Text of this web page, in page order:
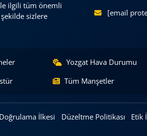
ilgili tüm önemli
şekilde sizlere
[email
Yozgat Hava Durumu
Tüm Manşetler
İlkesi Düzeltme Politikası Etik